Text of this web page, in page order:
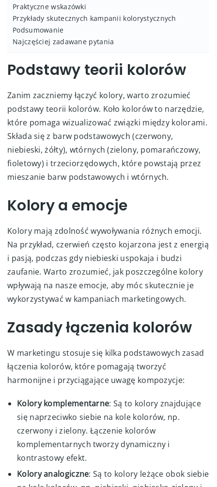
Praktyczne wskazówki
Przykłady skutecznych kampanii kolorystycznych
Podsumowanie
Najczęściej zadawane pytania
Podstawy teorii kolorów
Zanim zaczniemy łączyć kolory, warto zrozumieć
podstawy teorii kolorów. Koło kolorów to narzędzie,
które pomaga wizualizować związki między kolorami.
Składa się z barw podstawowych (czerwony,
niebieski, żółty), wtórnych (zielony, pomarańczowy,
fioletowy) i trzeciorzędowych, które powstają przez
mieszanie barw podstawowych i wtórnych.
Kolory a emocje
Kolory mają zdolność wywoływania różnych emocji.
Na przykład, czerwień często kojarzona jest z energią
i pasją, podczas gdy niebieski uspokaja i budzi
zaufanie. Warto zrozumieć, jak poszczególne kolory
wpływają na nasze emocje, aby móc skutecznie je
wykorzystywać w kampaniach marketingowych.
Zasady łączenia kolorów
W marketingu stosuje się kilka podstawowych zasad
łączenia kolorów, które pomagają tworzyć
harmonijne i przyciągające uwagę kompozycje:
Kolory komplementarne: Są to kolory znajdujące
się naprzeciwko siebie na kole kolorów, np.
czerwony i zielony. Łączenie kolorów
komplementarnych tworzy dynamiczny i
kontrastowy efekt.
Kolory analogiczne: Są to kolory leżące obok siebie